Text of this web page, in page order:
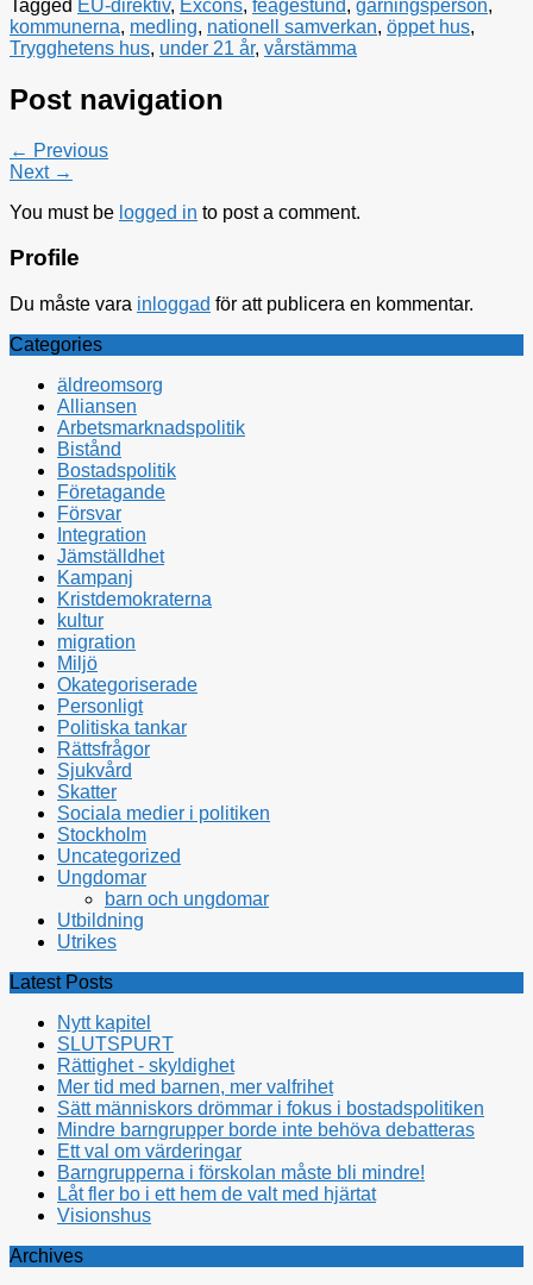
Tagged EU-direktiv, Excons, feågestund, gärningsperson,
kommunerna, medling, nationell samverkan, öppet hus,
Trygghetens hus, under 21 år, vårstämma
Post navigation
← Previous
Next →
You must be logged in to post a comment.
Profile
Du måste vara inloggad för att publicera en kommentar.
Categories
äldreomsorg
Alliansen
Arbetsmarknadspolitik
Bistånd
Bostadspolitik
Företagande
Försvar
Integration
Jämställdhet
Kampanj
Kristdemokraterna
kultur
migration
Miljö
Okategoriserade
Personligt
Politiska tankar
Rättsfrågor
Sjukvård
Skatter
Sociala medier i politiken
Stockholm
Uncategorized
Ungdomar
barn och ungdomar
Utbildning
Utrikes
Latest Posts
Nytt kapitel
SLUTSPURT
Rättighet - skyldighet
Mer tid med barnen, mer valfrihet
Sätt människors drömmar i fokus i bostadspolitiken
Mindre barngrupper borde inte behöva debatteras
Ett val om värderingar
Barngrupperna i förskolan måste bli mindre!
Låt fler bo i ett hem de valt med hjärtat
Visionshus
Archives